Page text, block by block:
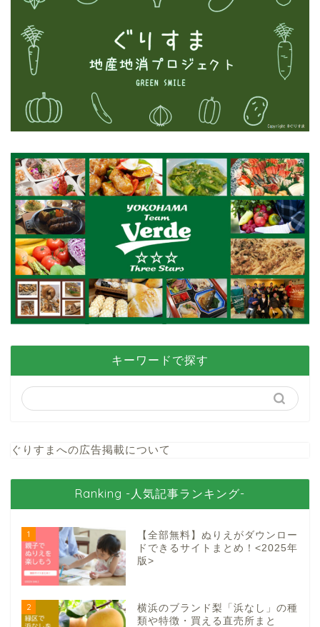
キーワードで探す
ぐりすまへの広告掲載について
Ranking -人気記事ランキング-
1
【全部無料】ぬりえがダウンロー
ドできるサイトまとめ！<2025年
版>
2
横浜のブランド梨「浜なし」の種
類や特徴・買える直売所まと